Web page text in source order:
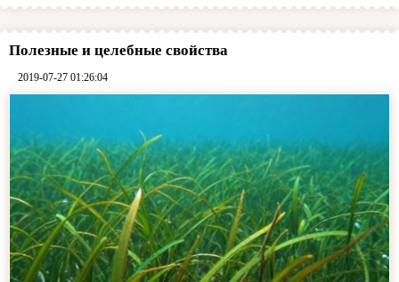
Полезные и целебные свойства
2019-07-27 01:26:04